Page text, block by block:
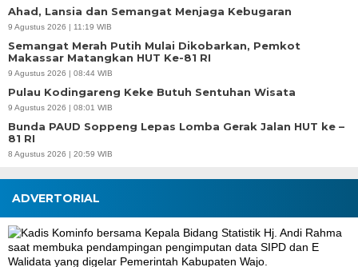
Ahad, Lansia dan Semangat Menjaga Kebugaran
9 Agustus 2026 | 11:19 WIB
Semangat Merah Putih Mulai Dikobarkan, Pemkot
Makassar Matangkan HUT Ke-81 RI
9 Agustus 2026 | 08:44 WIB
Pulau Kodingareng Keke Butuh Sentuhan Wisata
9 Agustus 2026 | 08:01 WIB
Bunda PAUD Soppeng Lepas Lomba Gerak Jalan HUT ke –
81 RI
8 Agustus 2026 | 20:59 WIB
ADVERTORIAL